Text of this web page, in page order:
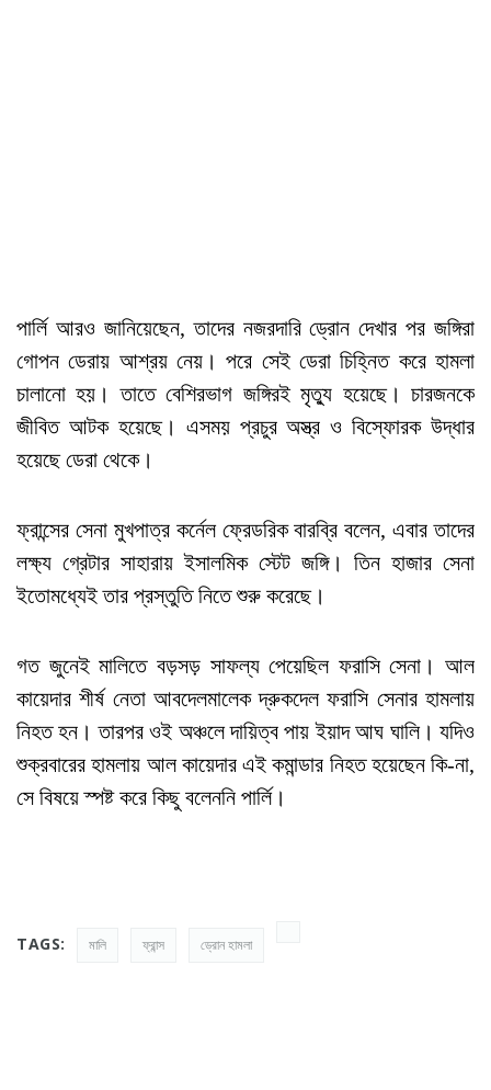
পার্লি আরও জানিয়েছেন, তাদের নজরদারি ড্রোন দেখার পর জঙ্গিরা
গোপন ডেরায় আশ্রয় নেয়। পরে সেই ডেরা চিহ্নিত করে হামলা
চালানো হয়। তাতে বেশিরভাগ জঙ্গিরই মৃত্যু হয়েছে। চারজনকে
জীবিত আটক হয়েছে। এসময় প্রচুর অস্ত্র ও বিস্ফোরক উদ্ধার
হয়েছে ডেরা থেকে।
ফ্রান্সের সেনা মুখপাত্র কর্নেল ফ্রেডরিক বারব্রি বলেন, এবার তাদের
লক্ষ্য গ্রেটার সাহারায় ইসালমিক স্টেট জঙ্গি। তিন হাজার সেনা
ইতোমধ্যেই তার প্রস্তুতি নিতে শুরু করেছে।
গত জুনেই মালিতে বড়সড় সাফল্য পেয়েছিল ফরাসি সেনা। আল
কায়েদার শীর্ষ নেতা আবদেলমালেক দ্রুকদেল ফরাসি সেনার হামলায়
নিহত হন। তারপর ওই অঞ্চলে দায়িত্ব পায় ইয়াদ আঘ ঘালি। যদিও
শুক্রবারের হামলায় আল কায়েদার এই কমান্ডার নিহত হয়েছেন কি-না,
সে বিষয়ে স্পষ্ট করে কিছু বলেননি পার্লি।
TAGS: মালি ফ্রান্স ড্রোন হামলা